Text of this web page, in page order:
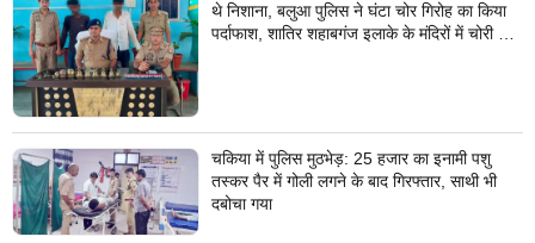
थे निशाना, बलुआ पुलिस ने घंटा चोर गिरोह का किया
पर्दाफाश, शातिर शहाबगंज इलाके के मंदिरों में चोरी की
चकिया में पुलिस मुठभेड़: 25 हजार का इनामी पशु
तस्कर पैर में गोली लगने के बाद गिरफ्तार, साथी भी
दबोचा गया